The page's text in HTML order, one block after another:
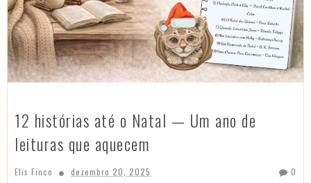
12 histórias até o Natal — Um ano de
leituras que aquecem
Elis Finco dezembro 20, 2025 0